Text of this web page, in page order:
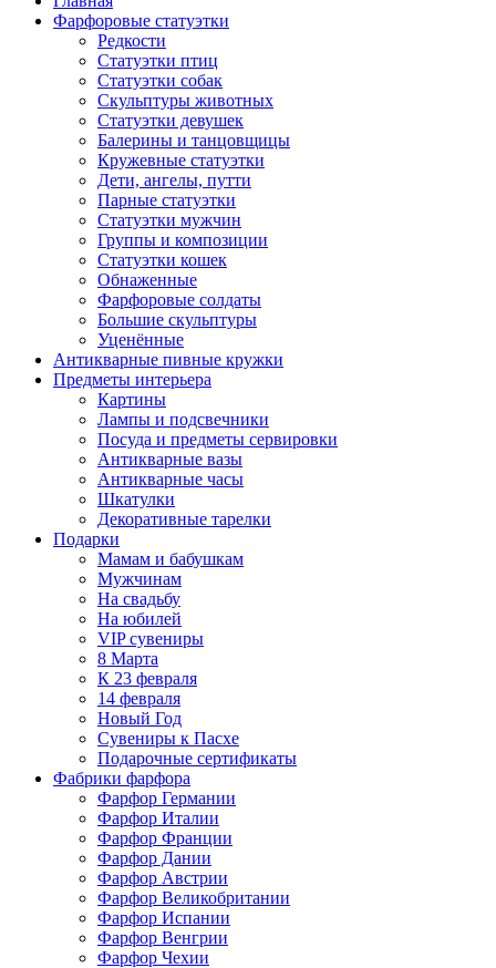
Фарфоровые статуэтки
Редкости
Cтатуэтки птиц
Cтатуэтки собак
Скульптуры животных
Статуэтки девушек
Балерины и танцовщицы
Кружевные статуэтки
Дети, ангелы, путти
Парные статуэтки
Статуэтки мужчин
Группы и композиции
Статуэтки кошек
Обнаженные
Фарфоровые солдаты
Большие скульптуры
Уценённые
Антикварные пивные кружки
Предметы интерьера
Картины
Лампы и подсвечники
Посуда и предметы сервировки
Антикварные вазы
Антикварные часы
Шкатулки
Декоративные тарелки
Подарки
Мамам и бабушкам
Мужчинам
На свадьбу
На юбилей
VIP сувениры
8 Марта
К 23 февраля
14 февраля
Новый Год
Сувениры к Пасхе
Подарочные сертификаты
Фабрики фарфора
Фарфор Германии
Фарфор Италии
Фарфор Франции
Фарфор Дании
Фарфор Австрии
Фарфор Великобритании
Фарфор Испании
Фарфор Венгрии
Фарфор Чехии